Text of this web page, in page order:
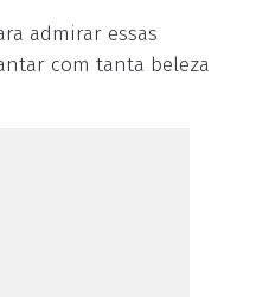
admirar essas
com tanta beleza